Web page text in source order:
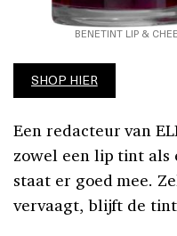
BENETINT LIP &
SHOP HIER
Een redacteur van
zowel een lip tint als
staat er goed mee.
vervaagt, blijft de